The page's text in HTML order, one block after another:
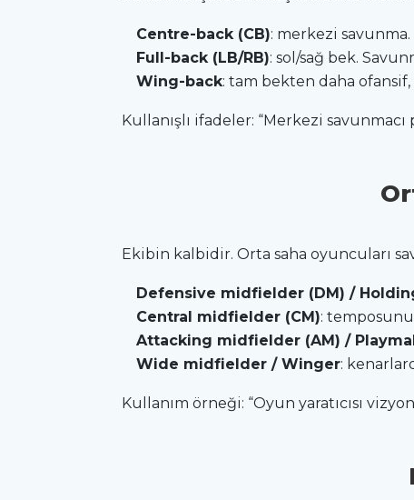
Centre-back (CB): merkezi
Full-back (LB/RB): sol/sağ bek.
Wing-back: tam bekten daha
Kullanışlı ifadeler: “Merkezi
Ekibin kalbidir. Orta saha oyuncuları
Defensive midfielder (DM) /
Central midfielder (CM): temposunu
Attacking midfielder (AM) /
Wide midfielder / Winger:
Kullanım örneği: “Oyun yaratıcısı